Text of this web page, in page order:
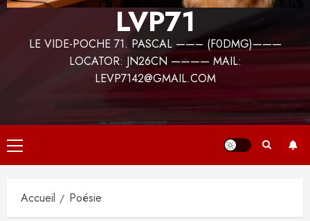
LVP71
LE VIDE-POCHE 71. PASCAL ——– (F0DMG)———
LOCATOR: JN26CN ———— MAIL:
LEVP7142@GMAIL.COM
Menu
principal
Accueil Poésie